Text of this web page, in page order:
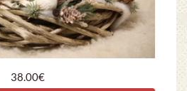
38.00€